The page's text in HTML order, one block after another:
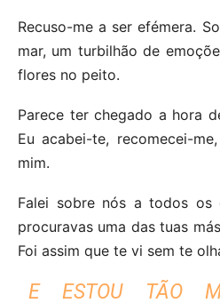
Recuso-me a ser efémera.
mar, um turbilhão de
flores no peito.
Parece ter chegado a hora
Eu acabei-te, recomecei-
mim.
Falei sobre nós a todos os
procuravas uma das tuas
Foi assim que te vi sem te
E ESTOU TÃO